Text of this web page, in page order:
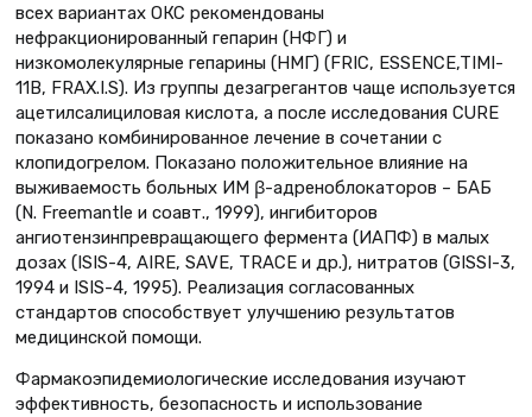
всех вариантах ОКС рекомендованы
нефракционированный гепарин (НФГ) и
низкомолекулярные гепарины (НМГ) (FRIC, ESSENCE,TIMI-
11B, FRAX.I.S). Из группы дезагрегантов чаще используется
ацетилсалициловая кислота, а после исследования CURE
показано комбинированное лечение в сочетании с
клопидогрелом. Показано положительное влияние на
выживаемость больных ИМ β-адреноблокаторов – БАБ
(N. Freemantle и соавт., 1999), ингибиторов
ангиотензинпревращающего фермента (ИАПФ) в малых
дозах (ISIS-4, AIRE, SAVE, TRACE и др.), нитратов (GISSI-3,
1994 и ISIS-4, 1995). Реализация согласованных
стандартов способствует улучшению результатов
медицинской помощи.
Фармакоэпидемиологические исследования изучают
эффективность, безопасность и использование